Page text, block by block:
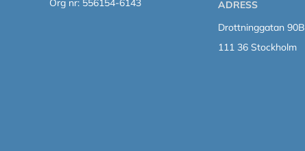
Org nr: 556154-6143
ADRESS
Drottninggatan 90B
111 36 Stockholm